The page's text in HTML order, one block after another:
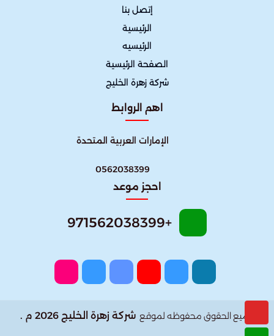
إتصل بنا
الرئيسية
الرئيسيه
الصفحة الرئيسية
شركة زهرة الخليج
اهم الروابط
الإمارات العربية المتحدة
0562038399
احجز موعد
+971562038399
جميع الحقوق محفوظه لموقع شركة زهرة الخليج 2026 م .